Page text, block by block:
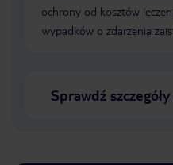
ochrony od kosztów
wypadków o zdarzenia
Sprawdź